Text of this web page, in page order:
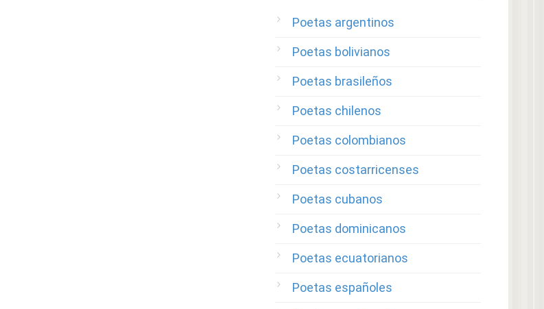
Poetas argentinos
Poetas bolivianos
Poetas brasileños
Poetas chilenos
Poetas colombianos
Poetas costarricenses
Poetas cubanos
Poetas dominicanos
Poetas ecuatorianos
Poetas españoles